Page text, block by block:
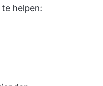
helpen: